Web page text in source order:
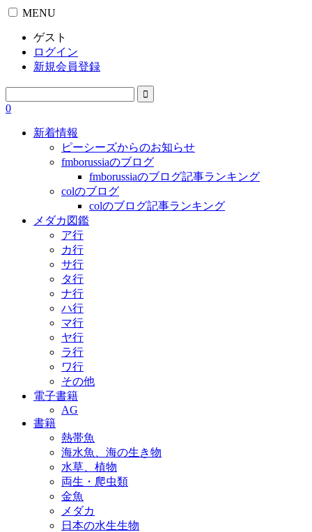
MENU
ゲスト
ログイン
新規会員登録
0
新着情報
ピーシーズからのお知らせ
fmborussiaのブログ
fmborussiaのブログ記事ランキング
colのブログ
colのブログ記事ランキング
メダカ図鑑
ア行
カ行
サ行
タ行
ナ行
ハ行
マ行
ヤ行
ラ行
ワ行
その他
電子書籍
AG
書籍
熱帯魚
海水魚、海の生き物
水草、植物
両生・爬虫類
金魚
メダカ
日本の水生生物